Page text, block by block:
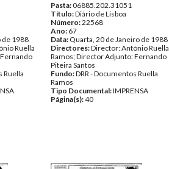
de 1988
Ruella
Ruella
Pasta:06885.202.31051
Título:Diário de Lisboa
Número:22568
Ano: 67
Data: Quarta, 20 de Janeiro de 1988
Directores:Director: António Ruella
Ramos; Director Adjunto: Fernando
Piteira Santos
Fundo:DRR - Documentos Ruella
Ramos
Tipo Documental:IMPRENSA
Página(s):40